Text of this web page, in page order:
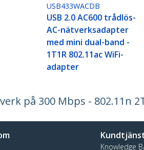
USB433WACDB
USB 2.0 AC600 trådlös-
AC-nätverksadapter
med mini dual-band -
1T1R 802.11ac WiFi-
adapter
på 300 Mbps - 802.11n
Knowledge